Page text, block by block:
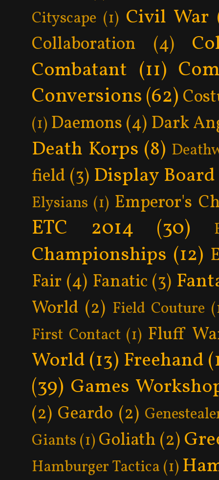
Cityscape (1) Civil War
Collaboration (4)
Combatant (11)
Conversions(62)
(1) Daemons (4) Dark
Death Korps (8)
field (3) Display Board
Elysians (1) Emperor's
ETC 2014 (30)
Championships (12)
Fair (4) Fanatic (3)
World (2) Field Couture
First Contact (1) Fluff
World (13) Freehand
(39) Games
(2) Geardo (2)
Giants (1) Goliath (2)
Hamburger Tactica (1)